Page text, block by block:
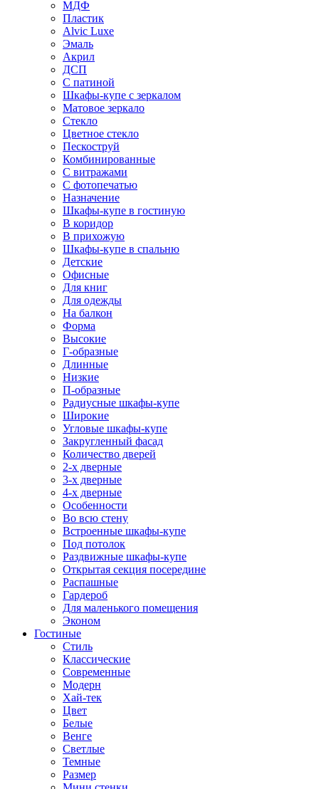
МДФ
Пластик
Alvic Luxe
Эмаль
Акрил
ДСП
С патиной
Шкафы-купе с зеркалом
Матовое зеркало
Стекло
Цветное стекло
Пескоструй
Комбинированные
С витражами
С фотопечатью
Назначение
Шкафы-купе в гостиную
В коридор
В прихожую
Шкафы-купе в спальню
Детские
Офисные
Для книг
Для одежды
На балкон
Форма
Высокие
Г-образные
Длинные
Низкие
П-образные
Радиусные шкафы-купе
Широкие
Угловые шкафы-купе
Закругленный фасад
Количество дверей
2-х дверные
3-х дверные
4-х дверные
Особенности
Во всю стену
Встроенные шкафы-купе
Под потолок
Раздвижные шкафы-купе
Открытая секция посередине
Распашные
Гардероб
Для маленького помещения
Эконом
Гостиные
Стиль
Классические
Современные
Модерн
Хай-тек
Цвет
Белые
Венге
Светлые
Темные
Размер